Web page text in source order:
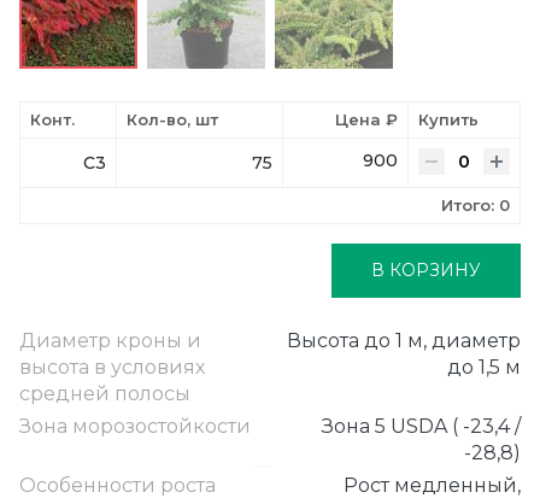
Конт. Кол-во, шт Цена ₽ Купить
C3 75 900
Итого: 0
В КОРЗИНУ
Диаметр кроны и
высота в условиях
средней полосы
Высота до 1 м, диаметр
до 1,5 м
Зона морозостойкости
Зона 5 USDA ( -23,4 /
-28,8)
Особенности роста
Рост медленный,